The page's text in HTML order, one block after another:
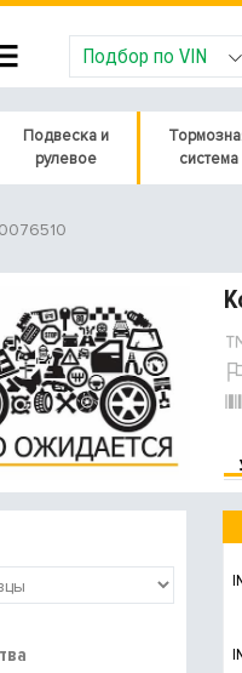
Подбор по VIN
Подвеска и
рулевое
система